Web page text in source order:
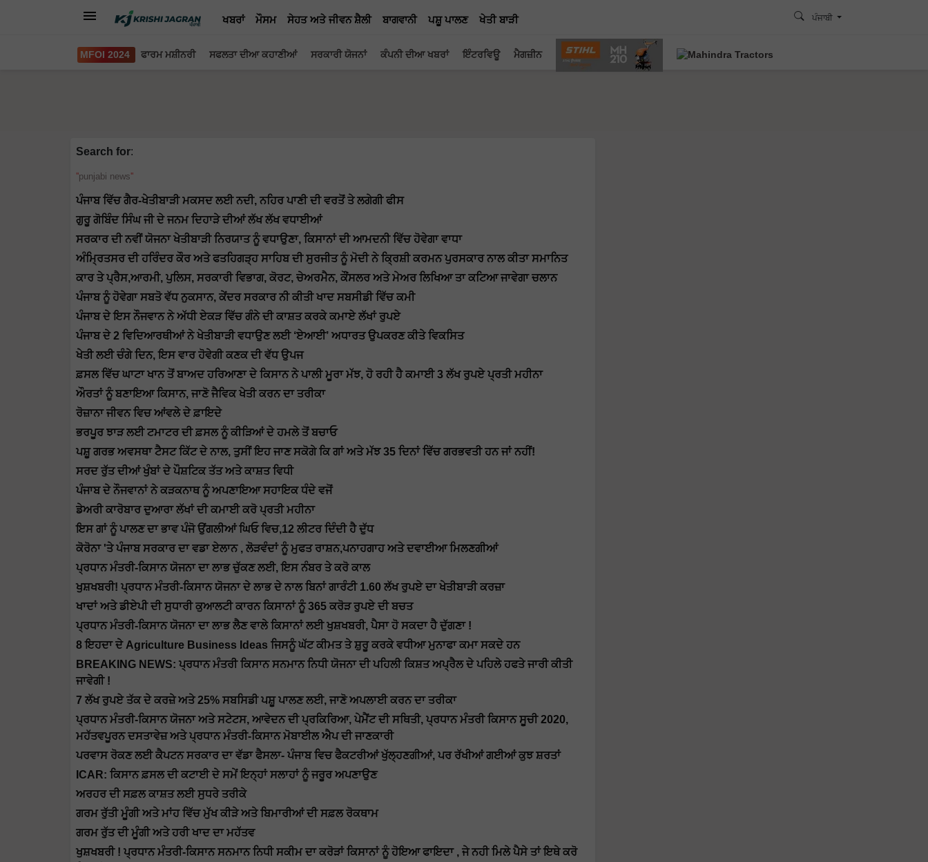
ਖਬਰਾਂ ਮੌਸਮ ਸੇਹਤ ਅਤੇ ਜੀਵਨ ਸ਼ੈਲੀ ਬਾਗਵਾਨੀ ਪਸ਼ੂ ਪਾਲਣ ਖੇਤੀ ਬਾੜੀ ਪੰਜਾਬੀ
MFOI 2024 ਫਾਰਮ ਮਸ਼ੀਨਰੀ ਸਫਲਤਾ ਦੀਆ ਕਹਾਣੀਆਂ ਸਰਕਾਰੀ ਯੋਜਨਾਂ ਕੰਪਨੀ ਦੀਆ ਖਬਰਾਂ ਇੰਟਰਵਿਊ ਮੈਗਜ਼ੀਨ
Search for:
punjabi news
ਪੰਜਾਬ ਵਿੱਚ ਗੈਰ-ਖੇਤੀਬਾੜੀ ਮਕਸਦ ਲਈ ਨਦੀ, ਨਹਿਰ ਪਾਣੀ ਦੀ ਵਰਤੋਂ ਤੇ ਲਗੇਗੀ ਫੀਸ
ਗੁਰੂ ਗੋਬਿੰਦ ਸਿੰਘ ਜੀ ਦੇ ਜਨਮ ਦਿਹਾੜੇ ਦੀਆਂ ਲੱਖ ਲੱਖ ਵਧਾਈਆਂ
ਸਰਕਾਰ ਦੀ ਨਵੀਂ ਯੋਜਨਾ ਖੇਤੀਬਾੜੀ ਨਿਰਯਾਤ ਨੂੰ ਵਧਾਉਣਾ, ਕਿਸਾਨਾਂ ਦੀ ਆਮਦਨੀ ਵਿੱਚ ਹੋਵੇਗਾ ਵਾਧਾ
ਅੰਮ੍ਰਿਤਸਰ ਦੀ ਹਰਿੰਦਰ ਕੌਰ ਅਤੇ ਫਤਹਿਗੜ੍ਹ ਸਾਹਿਬ ਦੀ ਸੁਰਜੀਤ ਨੂੰ ਮੋਦੀ ਨੇ ਕ੍ਰਿਸ਼ੀ ਕਰਮਨ ਪੁਰਸਕਾਰ ਨਾਲ ਕੀਤਾ ਸਮਾਨਿਤ
ਕਾਰ ਤੇ ਪ੍ਰੈਸ,ਆਰਮੀ, ਪੁਲਿਸ, ਸਰਕਾਰੀ ਵਿਭਾਗ, ਕੋਰਟ, ਚੇਅਰਮੈਨ, ਕੌਂਸਲਰ ਅਤੇ ਮੇਅਰ ਲਿਖਿਆ ਤਾ ਕਟਿਆ ਜਾਵੇਗਾ ਚਲਾਨ
ਪੰਜਾਬ ਨੂੰ ਹੋਵੇਗਾ ਸਬਤੋ ਵੱਧ ਨੁਕਸਾਨ, ਕੇਂਦਰ ਸਰਕਾਰ ਨੀ ਕੀਤੀ ਖਾਦ ਸਬਸੀਡੀ ਵਿੱਚ ਕਮੀ
ਪੰਜਾਬ ਦੇ ਇਸ ਨੌਜਵਾਨ ਨੇ ਅੱਧੀ ਏਕੜ ਵਿੱਚ ਗੰਨੇ ਦੀ ਕਾਸ਼ਤ ਕਰਕੇ ਕਮਾਏ ਲੱਖਾਂ ਰੁਪਏ
ਪੰਜਾਬ ਦੇ 2 ਵਿਦਿਆਰਥੀਆਂ ਨੇ ਖੇਤੀਬਾੜੀ ਵਧਾਉਣ ਲਈ ‘ਏਆਈ’ ਅਧਾਰਤ ਉਪਕਰਣ ਕੀਤੇ ਵਿਕਸਿਤ
ਖੇਤੀ ਲਈ ਚੰਗੇ ਦਿਨ, ਇਸ ਵਾਰ ਹੋਵੇਗੀ ਕਣਕ ਦੀ ਵੱਧ ਉਪਜ
ਫ਼ਸਲ ਵਿੱਚ ਘਾਟਾ ਖਾਨ ਤੋਂ ਬਾਅਦ ਹਰਿਆਣਾ ਦੇ ਕਿਸਾਨ ਨੇ ਪਾਲੀ ਮੂਰਾ ਮੱਝ, ਹੋ ਰਹੀ ਹੈ ਕਮਾਈ 3 ਲੱਖ ਰੁਪਏ ਪ੍ਰਤੀ ਮਹੀਨਾ
ਔਰਤਾਂ ਨੂੰ ਬਣਾਇਆ ਕਿਸਾਨ, ਜਾਣੋ ਜੈਵਿਕ ਖੇਤੀ ਕਰਨ ਦਾ ਤਰੀਕਾ
ਰੋਜ਼ਾਨਾ ਜੀਵਨ ਵਿਚ ਆਂਵਲੇ ਦੇ ਫ਼ਾਇਦੇ
ਭਰਪੂਰ ਝਾੜ ਲਈ ਟਮਾਟਰ ਦੀ ਫ਼ਸਲ ਨੂੰ ਕੀੜਿਆਂ ਦੇ ਹਮਲੇ ਤੋਂ ਬਚਾਓ
ਪਸ਼ੂ ਗਰਭ ਅਵਸਥਾ ਟੈਸਟ ਕਿੱਟ ਦੇ ਨਾਲ, ਤੁਸੀਂ ਇਹ ਜਾਣ ਸਕੋਗੇ ਕਿ ਗਾਂ ਅਤੇ ਮੱਝ 35 ਦਿਨਾਂ ਵਿੱਚ ਗਰਭਵਤੀ ਹਨ ਜਾਂ ਨਹੀਂ!
ਸਰਦ ਰੁੱਤ ਦੀਆਂ ਖੁੰਬਾਂ ਦੇ ਪੌਸ਼ਟਿਕ ਤੱਤ ਅਤੇ ਕਾਸ਼ਤ ਵਿਧੀ
ਪੰਜਾਬ ਦੇ ਨੌਜਵਾਨਾਂ ਨੇ ਕੜਕਨਾਥ ਨੂੰ ਅਪਣਾਇਆ ਸਹਾਇਕ ਧੰਦੇ ਵਜੋਂ
ਡੇਅਰੀ ਕਾਰੋਬਾਰ ਦੁਆਰਾ ਲੱਖਾਂ ਦੀ ਕਮਾਈ ਕਰੋ ਪ੍ਰਤੀ ਮਹੀਨਾ
ਇਸ ਗਾਂ ਨੂੰ ਪਾਲਣ ਦਾ ਭਾਵ ਪੰਜੋ ਉਂਗਲੀਆਂ ਘਿਓ ਵਿਚ,12 ਲੀਟਰ ਦਿੰਦੀ ਹੈ ਦੁੱਧ
ਕੋਰੋਨਾ 'ਤੇ ਪੰਜਾਬ ਸਰਕਾਰ ਦਾ ਵਡਾ ਏਲਾਨ , ਲੋੜਵੰਦਾਂ ਨੂੰ ਮੁਫਤ ਰਾਸ਼ਨ,ਪਨਾਹਗਾਹ ਅਤੇ ਦਵਾਈਆ ਮਿਲਣਗੀਆਂ
ਪ੍ਰਧਾਨ ਮੰਤਰੀ-ਕਿਸਾਨ ਯੋਜਨਾ ਦਾ ਲਾਭ ਚੁੱਕਣ ਲਈ, ਇਸ ਨੰਬਰ ਤੇ ਕਰੋ ਕਾਲ
ਖੁਸ਼ਖਬਰੀ! ਪ੍ਰਧਾਨ ਮੰਤਰੀ-ਕਿਸਾਨ ਯੋਜਨਾ ਦੇ ਲਾਭ ਦੇ ਨਾਲ ਬਿਨਾਂ ਗਾਰੰਟੀ 1.60 ਲੱਖ ਰੁਪਏ ਦਾ ਖੇਤੀਬਾੜੀ ਕਰਜ਼ਾ
ਖਾਦਾਂ ਅਤੇ ਡੀਏਪੀ ਦੀ ਸੁਧਾਰੀ ਕੁਆਲਟੀ ਕਾਰਨ ਕਿਸਾਨਾਂ ਨੂੰ 365 ਕਰੋੜ ਰੁਪਏ ਦੀ ਬਚਤ
ਪ੍ਰਧਾਨ ਮੰਤਰੀ-ਕਿਸਾਨ ਯੋਜਨਾ ਦਾ ਲਾਭ ਲੈਣ ਵਾਲੇ ਕਿਸਾਨਾਂ ਲਈ ਖੁਸ਼ਖਬਰੀ, ਪੈਸਾ ਹੋ ਸਕਦਾ ਹੈ ਦੁੱਗਣਾ !
8 ਇਹਦਾ ਦੇ Agriculture Business Ideas ਜਿਸਨੂੰ ਘੱਟ ਕੀਮਤ ਤੇ ਸ਼ੁਰੂ ਕਰਕੇ ਵਧੀਆ ਮੁਨਾਫਾ ਕਮਾ ਸਕਦੇ ਹਨ
BREAKING NEWS: ਪ੍ਰਧਾਨ ਮੰਤਰੀ ਕਿਸਾਨ ਸਨਮਾਨ ਨਿਧੀ ਯੋਜਨਾ ਦੀ ਪਹਿਲੀ ਕਿਸ਼ਤ ਅਪ੍ਰੈਲ ਦੇ ਪਹਿਲੇ ਹਫਤੇ ਜਾਰੀ ਕੀਤੀ
ਜਾਵੇਗੀ !
7 ਲੱਖ ਰੁਪਏ ਤੱਕ ਦੇ ਕਰਜ਼ੇ ਅਤੇ 25% ਸਬਸਿਡੀ ਪਸ਼ੂ ਪਾਲਣ ਲਈ, ਜਾਣੋ ਅਪਲਾਈ ਕਰਨ ਦਾ ਤਰੀਕਾ
ਪ੍ਰਧਾਨ ਮੰਤਰੀ-ਕਿਸਾਨ ਯੋਜਨਾ ਅਤੇ ਸਟੇਟਸ, ਆਵੇਦਨ ਦੀ ਪ੍ਰਕਿਰਿਆ, ਪੇਮੈਂਟ ਦੀ ਸਥਿਤੀ, ਪ੍ਰਧਾਨ ਮੰਤਰੀ ਕਿਸਾਨ ਸੂਚੀ 2020,
ਮਹੱਤਵਪੂਰਨ ਦਸਤਾਵੇਜ਼ ਅਤੇ ਪ੍ਰਧਾਨ ਮੰਤਰੀ-ਕਿਸਾਨ ਮੋਬਾਈਲ ਐਪ ਦੀ ਜਾਣਕਾਰੀ
ਪਰਵਾਸ ਰੋਕਣ ਲਈ ਕੈਪਟਨ ਸਰਕਾਰ ਦਾ ਵੱਡਾ ਫੈਸਲਾ- ਪੰਜਾਬ ਵਿਚ ਫੈਕਟਰੀਆਂ ਖੁੱਲ੍ਹਣਗੀਆਂ, ਪਰ ਰੱਖੀਆਂ ਗਈਆਂ ਕੁਝ ਸ਼ਰਤਾਂ
ICAR: ਕਿਸਾਨ ਫ਼ਸਲ ਦੀ ਕਟਾਈ ਦੇ ਸਮੇਂ ਇਨ੍ਹਾਂ ਸਲਾਹਾਂ ਨੂੰ ਜਰੂਰ ਅਪਣਾਉਣ
ਅਰਹਰ ਦੀ ਸਫ਼ਲ ਕਾਸ਼ਤ ਲਈ ਸੁਧਰੇ ਤਰੀਕੇ
ਗਰਮ ਰੁੱਤੀ ਮੂੰਗੀ ਅਤੇ ਮਾਂਹ ਵਿੱਚ ਮੁੱਖ ਕੀੜੇ ਅਤੇ ਬਿਮਾਰੀਆਂ ਦੀ ਸਫ਼ਲ ਰੋਕਥਾਮ
ਗਰਮ ਰੁੱਤ ਦੀ ਮੂੰਗੀ ਅਤੇ ਹਰੀ ਖਾਦ ਦਾ ਮਹੱਤਵ
ਖੁਸ਼ਖਬਰੀ ! ਪ੍ਰਧਾਨ ਮੰਤਰੀ-ਕਿਸਾਨ ਸਨਮਾਨ ਨਿਧੀ ਸਕੀਮ ਦਾ ਕਰੋੜਾਂ ਕਿਸਾਨਾਂ ਨੂੰ ਹੋਇਆ ਫਾਇਦਾ , ਜੇ ਨਹੀ ਮਿਲੇ ਪੈਸੇ ਤਾਂ ਇਥੇ ਕਰੋ